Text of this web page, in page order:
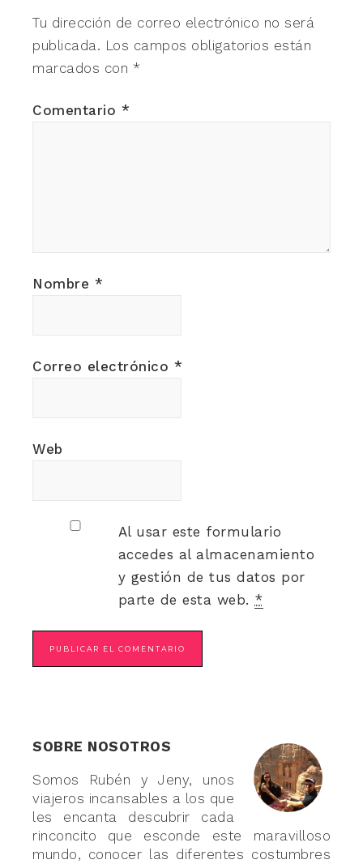
Tu dirección de correo electrónico no será
publicada. Los campos obligatorios están
marcados con *
Comentario *
Nombre *
Correo electrónico *
Web
Al usar este formulario
accedes al almacenamiento
y gestión de tus datos por
parte de esta web. *
SOBRE NOSOTROS
Somos Rubén y Jeny, unos
viajeros incansables a los que
les encanta descubrir cada
rinconcito que esconde este maravilloso
mundo, conocer las diferentes costumbres